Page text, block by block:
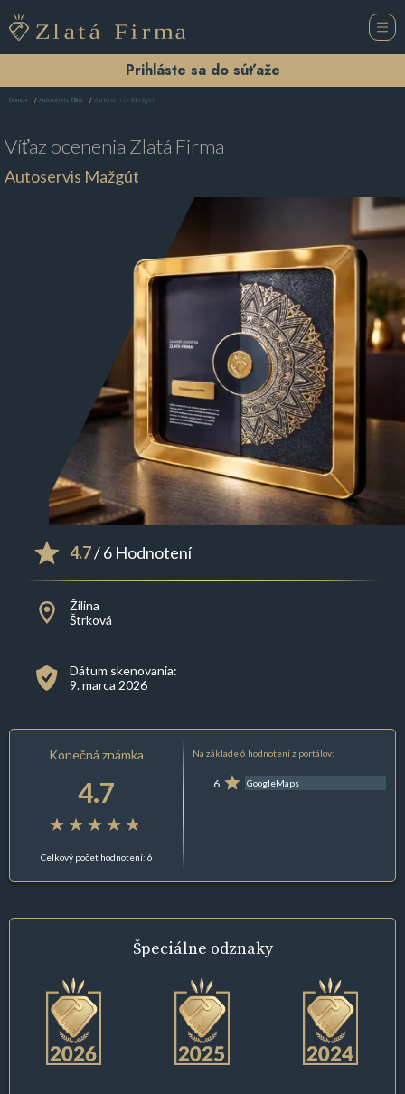
Prihláste sa do súťaže
Domov Autoservis Žilina Autoservis Mažgút
Víťaz ocenenia Zlatá Firma
Autoservis Mažgút
4.7/ 6 Hodnotení
Žilina
Štrková
Dátum skenovania:
9. marca 2026
Konečná známka
4.7
Celkový počet hodnotení: 6
Na základe 6 hodnotení z portálov:
6 GoogleMaps
Špeciálne odznaky